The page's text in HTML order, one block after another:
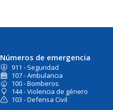
Números de emergencia
911 - Seguridad
107 - Ambulancia
100 - Bomberos
144 - Violencia de género
103 - Defensa Civil